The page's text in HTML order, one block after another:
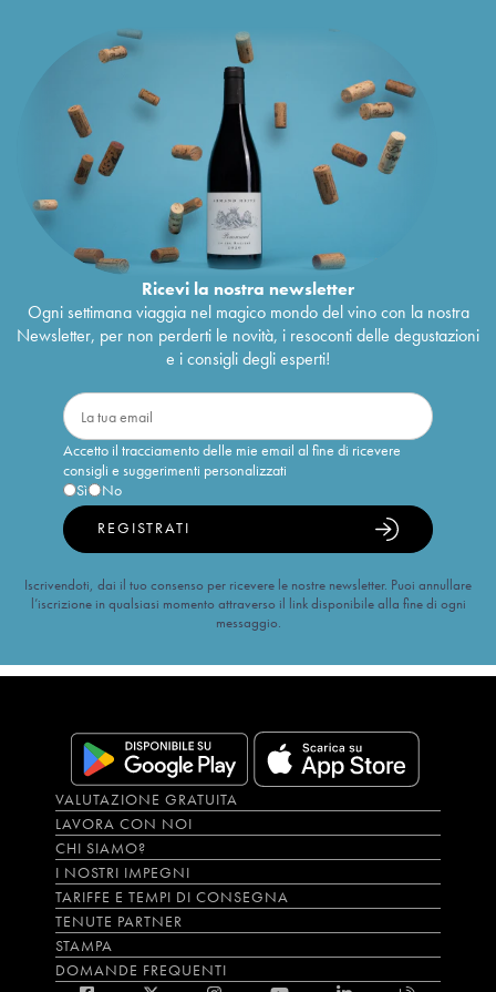
Ricevi la nostra newsletter
Ogni settimana viaggia nel magico mondo del vino con la nostra
Newsletter, per non perderti le novità, i resoconti delle degustazioni
e i consigli degli esperti!
Accetto il tracciamento delle mie email al fine di ricevere
consigli e suggerimenti personalizzati
Sì
No
REGISTRATI
Iscrivendoti, dai il tuo consenso per ricevere le nostre newsletter. Puoi annullare
l’iscrizione in qualsiasi momento attraverso il link disponibile alla fine di ogni
messaggio.
VALUTAZIONE GRATUITA
LAVORA CON NOI
CHI SIAMO?
I NOSTRI IMPEGNI
TARIFFE E TEMPI DI CONSEGNA
TENUTE PARTNER
STAMPA
DOMANDE FREQUENTI